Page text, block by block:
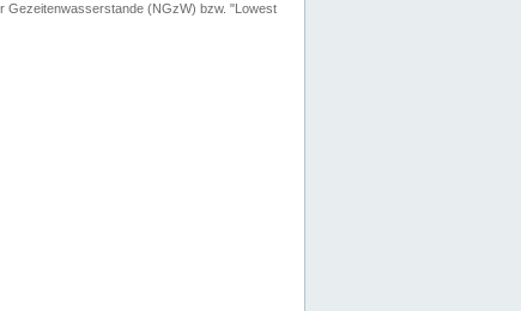
Gezeitenwasserstande (NGzW) bzw. "Lowest